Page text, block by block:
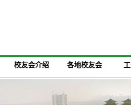
校友会介绍 各地校友会